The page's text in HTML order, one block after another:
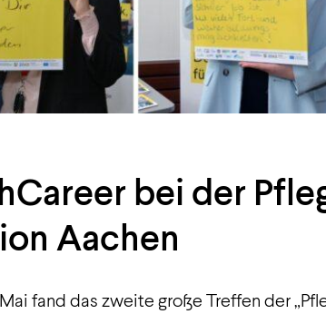
bei der
Aachen
fand das zweite große Treffen der